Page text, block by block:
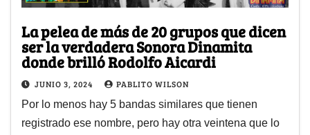
La pelea de más de 20 grupos que dicen
ser la verdadera Sonora Dinamita
donde brilló Rodolfo Aicardi
JUNIO 3, 2024 PABLITO WILSON
Por lo menos hay 5 bandas similares que tienen
registrado ese nombre, pero hay otra veintena que lo